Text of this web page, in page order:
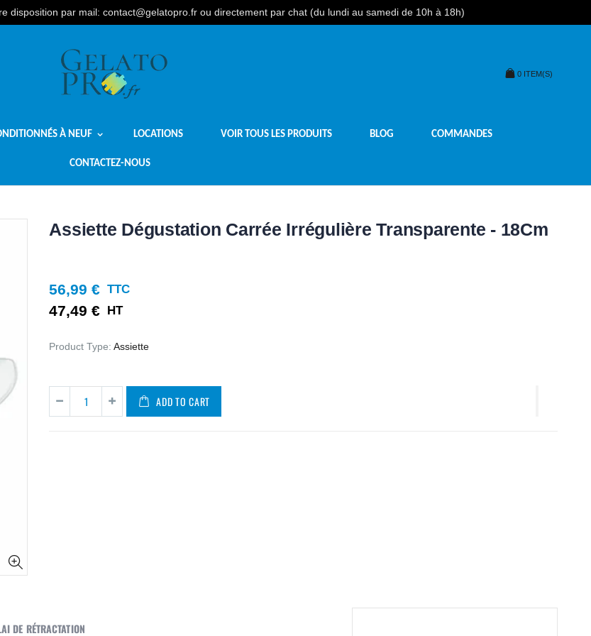
disposition par mail: contact@gelatopro.fr ou directement par chat (du lundi au samedi de 10h à 18h)
0 ITEM(S)
À NEUF LOCATIONS VOIR TOUS LES PRODUITS BLOG COMMANDES
CONTACTEZ-NOUS
Assiette Dégustation Carrée Irrégulière Transparente - 18Cm
56,99 € TTC
47,49 € HT
Product Type: Assiette
ADD TO CART
DE RÉTRACTATION